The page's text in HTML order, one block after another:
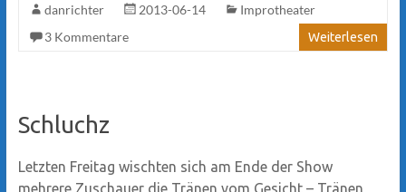
danrichter 2013-06-14
Improtheater
3 Kommentare
Weiterlesen
Schluchz
Letzten Freitag wischten sich am Ende der Show
mehrere Zuschauer die Tränen vom Gesicht – Tränen